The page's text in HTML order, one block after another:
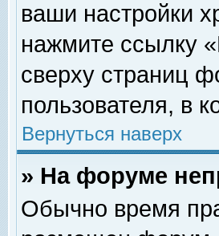
ваши настройки
нажмите ссылку
сверху страниц
пользователя, в
Вернуться наверх
» На форуме
Обычно время